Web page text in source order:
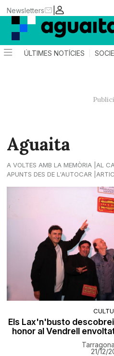
|
Newsletters
ÚLTIMES NOTÍCIES
Aguaita
A VOLTES AMB LA MEMÒRIA
AL
APUNTS DES DE L'AUTOCAR
Els Lax'n'busto
honor al Vendrell
21/12/